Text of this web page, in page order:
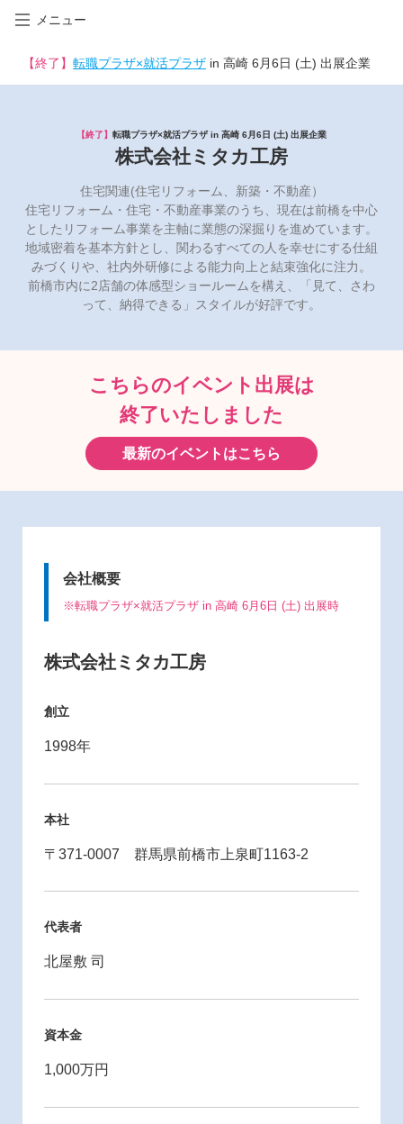
メニュー
【終了】 転職プラザ×就活プラザ in 高崎 6月6日 (土) 出展企業
【終了】 転職プラザ×就活プラザ in 高崎 6月6日 (土) 出展企業
株式会社ミタカ工房
住宅関連(住宅リフォーム、新築・不動産）
住宅リフォーム・住宅・不動産事業のうち、現在は前橋を中心
としたリフォーム事業を主軸に業態の深掘りを進めています。
地域密着を基本方針とし、関わるすべての人を幸せにする仕組
みづくりや、社内外研修による能力向上と結束強化に注力。
前橋市内に2店舗の体感型ショールームを構え、「見て、さわ
って、納得できる」スタイルが好評です。
こちらのイベント出展は
終了いたしました
最新のイベントはこちら
会社概要
※転職プラザ×就活プラザ in 高崎 6月6日 (土) 出展時
株式会社ミタカ工房
創立
1998年
本社
〒371-0007 群馬県前橋市上泉町1163-2
代表者
北屋敷 司
資本金
1,000万円